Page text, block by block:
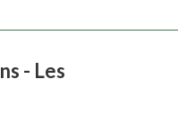
- Les